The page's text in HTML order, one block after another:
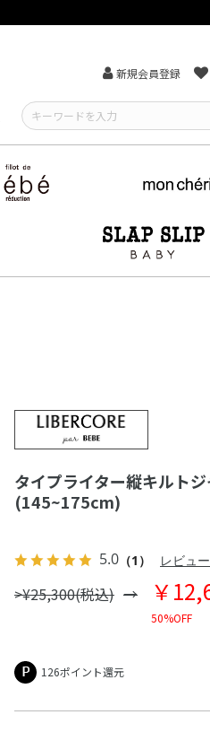
新規会員登録
タイプライター縦キルト
(145~175cm)
5.0 （1） レビュ
>¥25,300(税込) ￥
50%OFF
126ポイント還元